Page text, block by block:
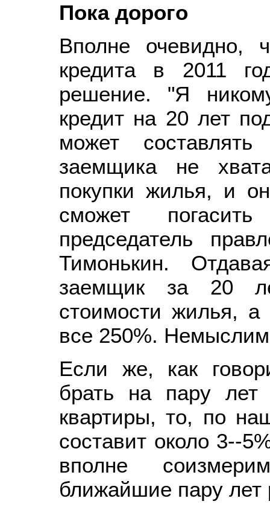
Пока дорого
Вполне очевидно,
кредита в 2011
решение. "Я
кредит на 20 лет
может
заемщика не
покупки жилья, и
сможет
председатель
Тимонькин.
заемщик за 20
стоимости жилья,
все 250%.
Если же, как
брать на пару
квартиры, то, по
составит около 3--
вполне
ближайшие пару лет